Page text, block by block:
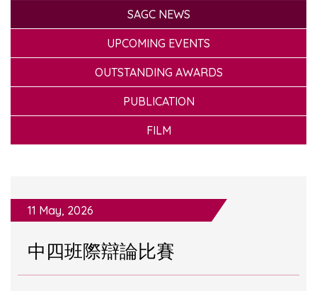
SAGC NEWS
UPCOMING EVENTS
OUTSTANDING AWARDS
PUBLICATION
FILM
11 May, 2026
中四班際辯論比賽